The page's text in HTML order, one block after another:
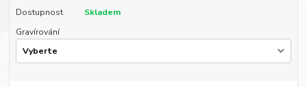
Dostupnost
Skladem
Gravírování